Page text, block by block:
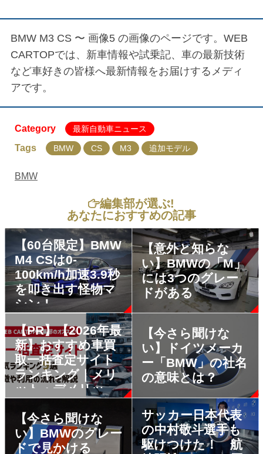
BMW M3 CS 〜 画像5 の画像のページです。WEB
CARTOPでは、新車情報や試乗記、車の最新技術
など車好きの皆様へ最新情報をお届けするメディ
アです。
Category 最新自動車ニュース
Tags BMW CS M3 追加モデル
BMW
編集部が選ぶ!
あなたにおすすめの記事
【60台限定】BMW
M4 CSは0-
100km/h加速3.9秒
を叩き出す怪物マ
シン！
【意外と知らな
い】BMWの「M」
には3つのグレー
ドがある
【PR】【2026年最
新】おすすめ車買
取一括査定サイト
ランキング｜メリ
ット・デメリット
【今さら聞けな
い】ドイツメーカ
ー「BMW」の社名
の意味とは？
【今さら聞けな
い】BMWのグレー
ドで見かける
サッカー日本代表
の中村敬斗選手も
駆けつけた！ 航